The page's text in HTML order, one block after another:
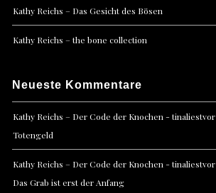
Kathy Reichs – Das Gesicht des Bösen
Kathy Reichs – the bone collection
Neueste Kommentare
Kathy Reichs – Der Code der Knochen - tinaliestvor
Totengeld
Kathy Reichs – Der Code der Knochen - tinaliestvor
Das Grab ist erst der Anfang